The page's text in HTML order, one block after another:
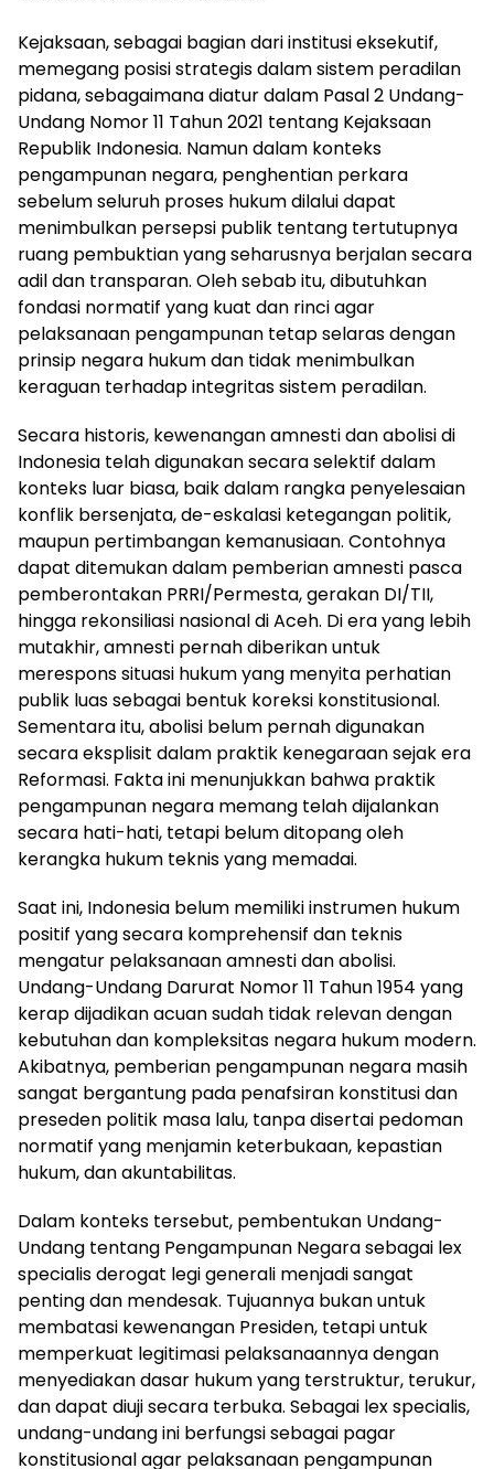
Kejaksaan, sebagai bagian dari institusi eksekutif,
memegang posisi strategis dalam sistem peradilan
pidana, sebagaimana diatur dalam Pasal 2 Undang-
Undang Nomor 11 Tahun 2021 tentang Kejaksaan
Republik Indonesia. Namun dalam konteks
pengampunan negara, penghentian perkara
sebelum seluruh proses hukum dilalui dapat
menimbulkan persepsi publik tentang tertutupnya
ruang pembuktian yang seharusnya berjalan secara
adil dan transparan. Oleh sebab itu, dibutuhkan
fondasi normatif yang kuat dan rinci agar
pelaksanaan pengampunan tetap selaras dengan
prinsip negara hukum dan tidak menimbulkan
keraguan terhadap integritas sistem peradilan.
Secara historis, kewenangan amnesti dan abolisi di
Indonesia telah digunakan secara selektif dalam
konteks luar biasa, baik dalam rangka penyelesaian
konflik bersenjata, de-eskalasi ketegangan politik,
maupun pertimbangan kemanusiaan. Contohnya
dapat ditemukan dalam pemberian amnesti pasca
pemberontakan PRRI/Permesta, gerakan DI/TII,
hingga rekonsiliasi nasional di Aceh. Di era yang lebih
mutakhir, amnesti pernah diberikan untuk
merespons situasi hukum yang menyita perhatian
publik luas sebagai bentuk koreksi konstitusional.
Sementara itu, abolisi belum pernah digunakan
secara eksplisit dalam praktik kenegaraan sejak era
Reformasi. Fakta ini menunjukkan bahwa praktik
pengampunan negara memang telah dijalankan
secara hati-hati, tetapi belum ditopang oleh
kerangka hukum teknis yang memadai.
Saat ini, Indonesia belum memiliki instrumen hukum
positif yang secara komprehensif dan teknis
mengatur pelaksanaan amnesti dan abolisi.
Undang-Undang Darurat Nomor 11 Tahun 1954 yang
kerap dijadikan acuan sudah tidak relevan dengan
kebutuhan dan kompleksitas negara hukum modern.
Akibatnya, pemberian pengampunan negara masih
sangat bergantung pada penafsiran konstitusi dan
preseden politik masa lalu, tanpa disertai pedoman
normatif yang menjamin keterbukaan, kepastian
hukum, dan akuntabilitas.
Dalam konteks tersebut, pembentukan Undang-
Undang tentang Pengampunan Negara sebagai lex
specialis derogat legi generali menjadi sangat
penting dan mendesak. Tujuannya bukan untuk
membatasi kewenangan Presiden, tetapi untuk
memperkuat legitimasi pelaksanaannya dengan
menyediakan dasar hukum yang terstruktur, terukur,
dan dapat diuji secara terbuka. Sebagai lex specialis,
undang-undang ini berfungsi sebagai pagar
konstitusional agar pelaksanaan pengampunan